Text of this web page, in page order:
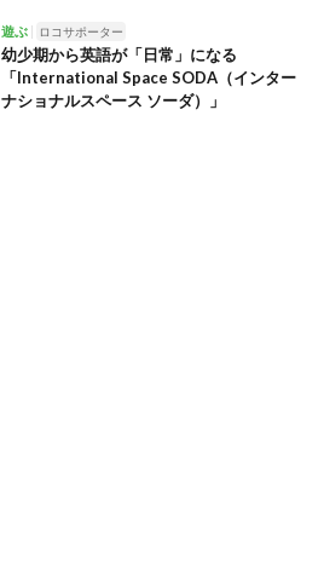
遊ぶ ロコサポーター
幼少期から英語が「日常」になる
「International Space SODA（インター
ナショナルスペース ソーダ）」